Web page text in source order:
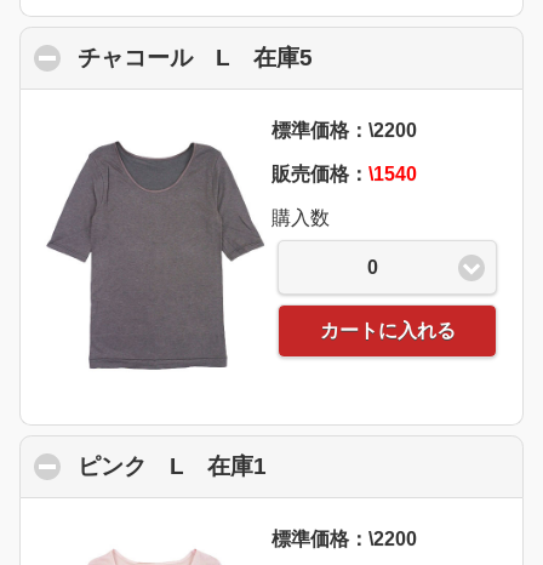
チャコール L 在庫5
標準価格：\2200
販売価格： \1540
購入数
0
カートに入れる
ピンク L 在庫1
標準価格：\2200